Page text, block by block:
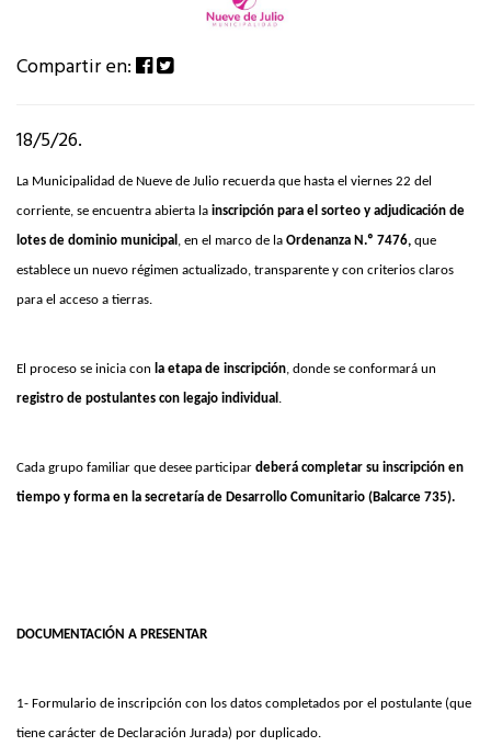
Compartir en:
18/5/26.
La Municipalidad de Nueve de Julio recuerda que hasta el viernes 22 del
corriente, se encuentra abierta la inscripción para el sorteo y adjudicación de
lotes de dominio municipal , en el marco de la Ordenanza N.º 7476, que
establece un nuevo régimen actualizado, transparente y con criterios claros
para el acceso a tierras.
El proceso se inicia con la etapa de inscripción , donde se conformará un
registro de postulantes con legajo individual .
Cada grupo familiar que desee participar deberá completar su inscripción en
tiempo y forma en la secretaría de Desarrollo Comunitario (Balcarce 735).
DOCUMENTACIÓN A PRESENTAR
1- Formulario de inscripción con los datos completados por el postulante (que
tiene carácter de Declaración Jurada) por duplicado.